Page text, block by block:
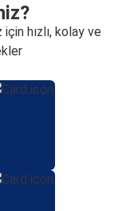
hızlı, kolay ve